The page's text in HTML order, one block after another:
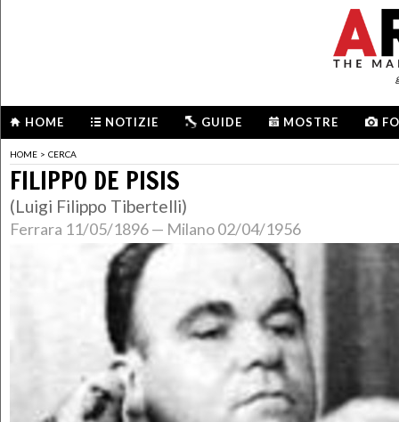
HOME NOTIZIE GUIDE MOSTRE
HOME > CERCA
FILIPPO DE PISIS
(Luigi Filippo Tibertelli)
Ferrara 11/05/1896 — Milano 02/04/1956